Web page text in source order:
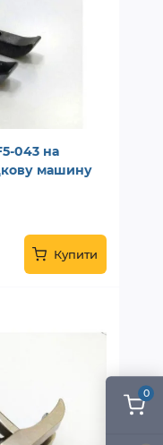
0
043 на
машину
Купити